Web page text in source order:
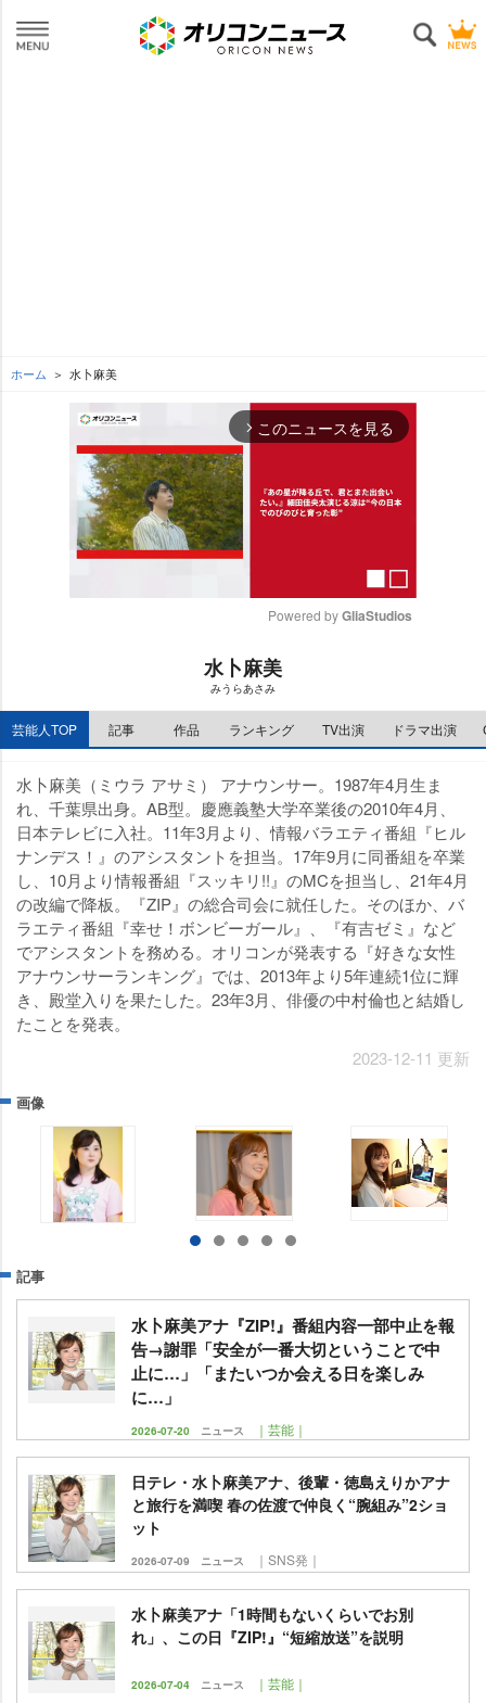
ホーム 水卜麻美
arrow_forward_ios このニュースを見る
e
Powered by GliaStudios
水卜麻美
みうらあさみ
芸能人TOP 記事 作品 ランキング TV出演 ドラマ出演
水卜麻美（ミウラ アサミ） アナウンサー。1987年4月生ま
れ、千葉県出身。AB型。慶應義塾大学卒業後の2010年4月、
日本テレビに入社。11年3月より、情報バラエティ番組『ヒル
ナンデス！』のアシスタントを担当。17年9月に同番組を卒業
し、10月より情報番組『スッキリ!!』のMCを担当し、21年4月
の改編で降板。『ZIP』の総合司会に就任した。そのほか、バ
ラエティ番組『幸せ！ボンビーガール』、『有吉ゼミ』など
でアシスタントを務める。オリコンが発表する『好きな女性
アナウンサーランキング』では、2013年より5年連続1位に輝
き、殿堂入りを果たした。23年3月、俳優の中村倫也と結婚し
たことを発表。
2023-12-11 更新
画像
記事
水卜麻美アナ『ZIP!』番組内容一部中止を報
告→謝罪「安全が一番大切ということで中
止に…」「またいつか会える日を楽しみ
に…」
2026-07-20 ニュース ｜芸能｜
日テレ・水卜麻美アナ、後輩・徳島えりかアナ
と旅行を満喫 春の佐渡で仲良く“腕組み”2ショ
ット
2026-07-09 ニュース ｜SNS発｜
水卜麻美アナ「1時間もないくらいでお別
れ」、この日『ZIP!』“短縮放送”を説明
2026-07-04 ニュース ｜芸能｜